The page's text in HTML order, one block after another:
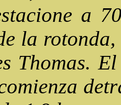
a
la
Thomas.